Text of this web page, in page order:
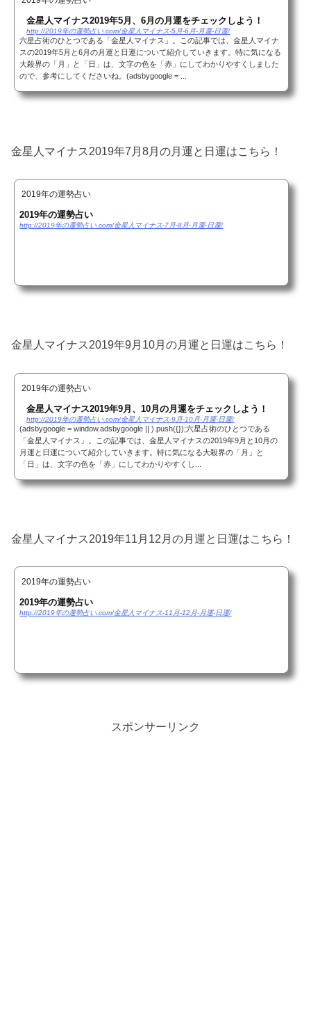
金星人マイナス2019年5月、6月の月運をチェックしよう！
http://2019年の運勢占い.com/金星人マイナス-5月-6月-月運-日運/
六星占術のひとつである「金星人マイナス」。この記事では、金星人マイナ
スの2019年5月と6月の月運と日運について紹介していきます。特に気になる
大殺界の「月」と「日」は、文字の色を「赤」にしてわかりやすくしました
ので、参考にしてくださいね。(adsbygoogle = ...
金星人マイナス2019年7月8月の月運と日運はこちら！
2019年の運勢占い
2019年の運勢占い
http://2019年の運勢占い.com/金星人マイナス-7月-8月-月運-日運/
金星人マイナス2019年9月10月の月運と日運はこちら！
2019年の運勢占い
金星人マイナス2019年9月、10月の月運をチェックしよう！
http://2019年の運勢占い.com/金星人マイナス-9月-10月-月運-日運/
(adsbygoogle = window.adsbygoogle || ).push({});六星占術のひとつである
「金星人マイナス」。この記事では、金星人マイナスの2019年9月と10月の
月運と日運について紹介していきます。特に気になる大殺界の「月」と
「日」は、文字の色を「赤」にしてわかりやすくし...
金星人マイナス2019年11月12月の月運と日運はこちら！
2019年の運勢占い
2019年の運勢占い
http://2019年の運勢占い.com/金星人マイナス-11月-12月-月運-日運/
スポンサーリンク